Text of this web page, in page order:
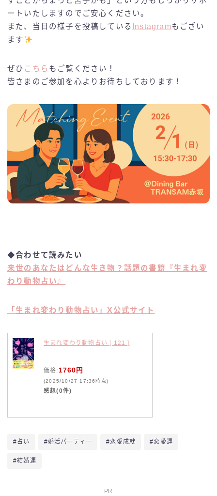
ートいたしますのでご安心ください。
また、当日の様子を投稿している Instagramもござい
ます
ぜひ こちら もご覧ください！
皆さまのご参加を心よりお待ちしております！
◆合わせて読みたい
来世のあなたはどんな生き物？話題の書籍『生まれ変
わり動物占い』
「生まれ変わり動物占い」X公式サイト
生まれ変わり動物占い [ 121 ]
価格: 1760円
(2025/10/27 17:36時点)
感想(0件)
#占い #婚活パーティー #恋愛成就 #恋愛運
#結婚運
PR